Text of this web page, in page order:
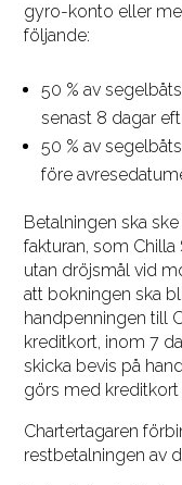
gyro-konto eller
följande:
50 % av
senast 8 dagar
50 % av
före
Betalningen ska
fakturan, som Chilla
utan dröjsmål vid
att bokningen ska
handpenningen till
kreditkort, inom 7
skicka bevis på
görs med
Chartertagaren
restbetalningen av